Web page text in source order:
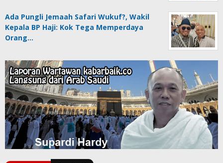
Ada Pungli Jemaah Safari Wukuf?, Wakil
Kepala BP Haji: Kok Tega Memperdaya
Orang…